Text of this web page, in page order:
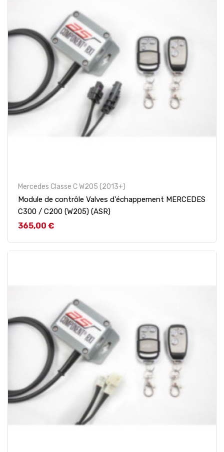
Mercedes Classe C W205 (2013+)
Module de contrôle Valves d'échappement MERCEDES
C300 / C200 (W205) (ASR)
Prix
365,00 €